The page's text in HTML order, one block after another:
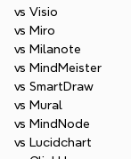
vs Visio
vs Miro
vs Milanote
vs MindMeister
vs SmartDraw
vs Mural
vs MindNode
vs Lucidchart